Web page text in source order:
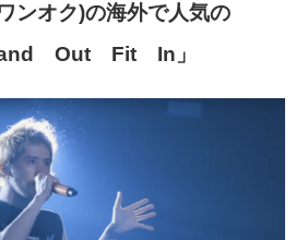
ンオク)の海外で人気の
Out Fit In 」